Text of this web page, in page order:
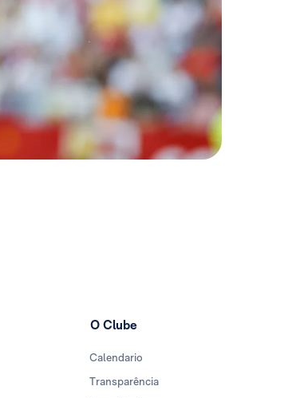
O Clube
Calendario
Transparência